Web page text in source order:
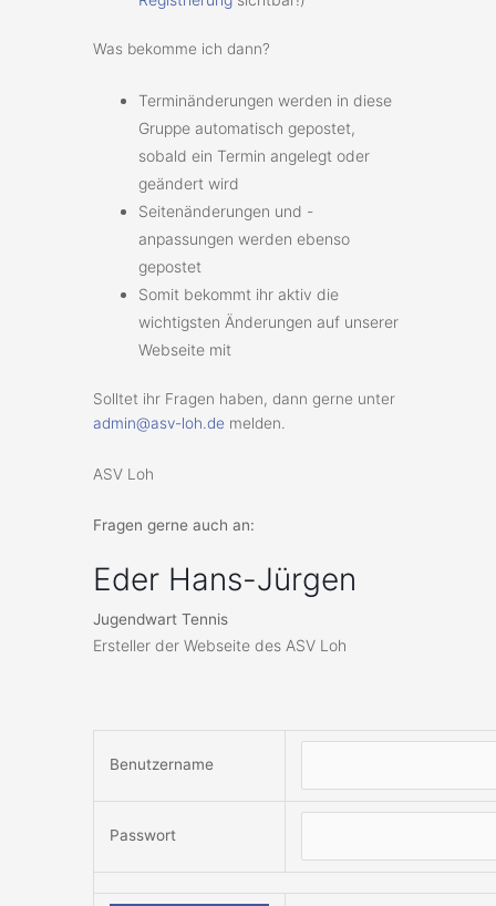
Was bekomme ich dann?
Terminänderungen werden in diese
Gruppe automatisch gepostet,
sobald ein Termin angelegt oder
geändert wird
Seitenänderungen und -
anpassungen werden ebenso
gepostet
Somit bekommt ihr aktiv die
wichtigsten Änderungen auf unserer
Webseite mit
Solltet ihr Fragen haben, dann gerne unter
admin@asv-loh.de melden.
ASV Loh
Fragen gerne auch an:
Eder Hans-Jürgen
Jugendwart Tennis
Ersteller der Webseite des ASV Loh
Benutzername
Passwort